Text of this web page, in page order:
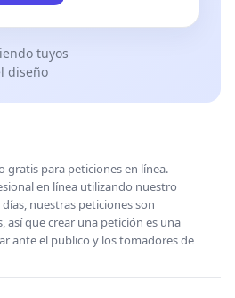
tuyos
diseño
para peticiones en línea.
en línea utilizando nuestro
nuestras peticiones son
así que crear una petición es una
ante el publico y los tomadores de